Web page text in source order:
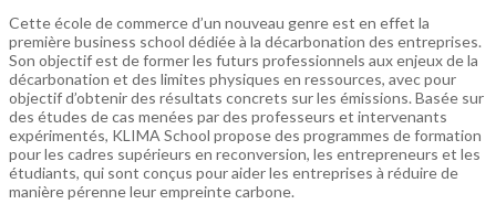
Cette école de commerce d’un nouveau genre est en effet la
première business school dédiée à la décarbonation des entreprises.
Son objectif est de former les futurs professionnels aux enjeux de la
décarbonation et des limites physiques en ressources, avec pour
objectif d’obtenir des résultats concrets sur les émissions. Basée sur
des études de cas menées par des professeurs et intervenants
expérimentés, KLIMA School propose des programmes de formation
pour les cadres supérieurs en reconversion, les entrepreneurs et les
étudiants, qui sont conçus pour aider les entreprises à réduire de
manière pérenne leur empreinte carbone.